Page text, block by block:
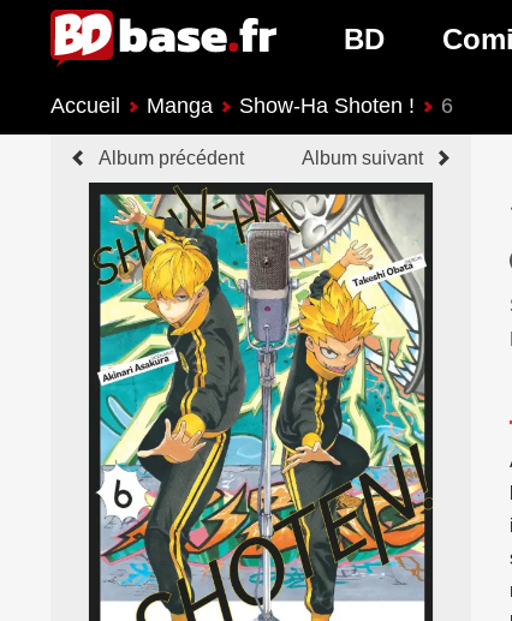
BD
Nouveautés BD
Prochaines
Genres BD
Accueil Manga Show-Ha Shoten ! 6
Album précédent Album suivant